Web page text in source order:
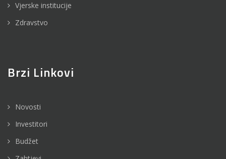
Vjerske institucije
Zdravstvo
Brzi Linkovi
Novosti
Investitori
Budžet